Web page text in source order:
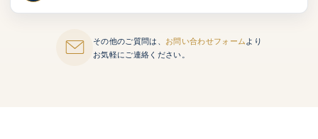
その他のご質問は、 お問い合わせフォーム より
お気軽にご連絡ください。